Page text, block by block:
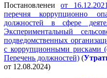
Постановленеиот
перечня коррупционно
должностей в сфере
Экспериментальный
подведомственных
с коррупционными рисками
Перечень должностей) (
от 12.08.2024)